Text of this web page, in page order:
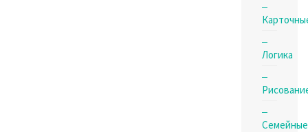
Логика
Семейные